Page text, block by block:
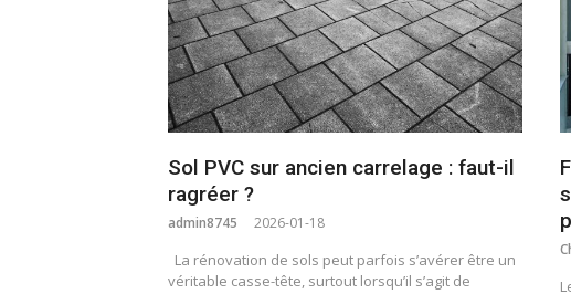
Sol PVC sur ancien carrelage : faut-il
ragréer ?
admin8745 2026-01-18
La rénovation de sols peut parfois s’avérer être un
véritable casse-tête, surtout lorsqu’il s’agit de